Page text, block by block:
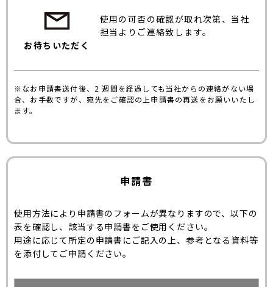
お待ちいただく
使用の可否の確認が取れ次第、当社
担当よりご連絡致します。
※なお申請書送付後、2 週間を経過しても当社からの連絡がない場
合、お手数ですが、宛先をご確認の上申請書の再送をお願いいたし
ます。
申請書
使用方法により申請書のフォームが異なりますので、以下の
表を確認し、該当する申請書をご使用ください。
用途に応じて所定の申請書にご記入の上、参考となる資料等
を添付してご申請ください。